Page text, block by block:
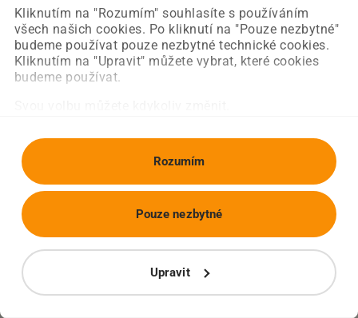
Kliknutím na "Rozumím" souhlasíte s používáním
všech našich cookies. Po kliknutí na "Pouze nezbytné"
budeme používat pouze nezbytné technické cookies.
Kliknutím na "Upravit" můžete vybrat, které cookies
budeme používat.
Rozumím
Upravit
Pouze nezbytné
Obnovit stránku Úvodní strana